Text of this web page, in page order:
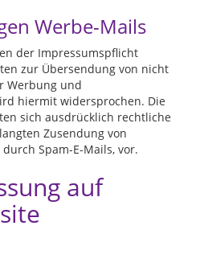
Werbe-Mails
der Impressumspflicht
zur Übersendung von nicht
Werbung und
hiermit widersprochen. Die
sich ausdrücklich rechtliche
Zusendung von
Spam-E-Mails, vor.
auf